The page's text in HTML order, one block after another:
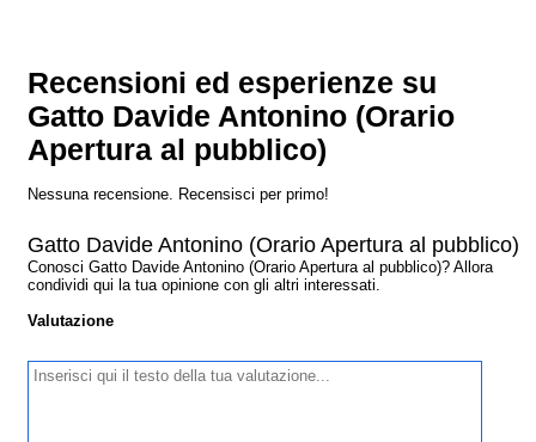
Recensioni ed esperienze su
Gatto Davide Antonino (Orario
Apertura al pubblico)
Nessuna recensione. Recensisci per primo!
Gatto Davide Antonino (Orario Apertura al pubblico)
Conosci Gatto Davide Antonino (Orario Apertura al pubblico)? Allora
condividi qui la tua opinione con gli altri interessati.
Valutazione